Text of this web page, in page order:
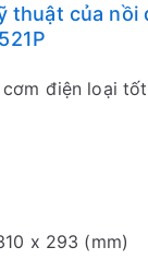
thuật của nồi
cơm điện loại
x 293 (mm)